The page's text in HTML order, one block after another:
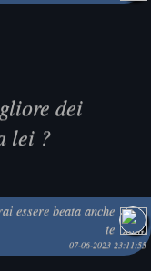
dei
lei ?
essere beata anche
te
07-06-2023 23:11:55